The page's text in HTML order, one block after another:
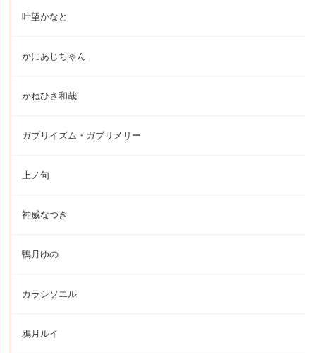
叶望かなと
かにあじちゃん
かねひさ和哉
ガブリイズム・ガブリメリー
上ノ句
神威なつき
鴨月ゆの
カラシソエル
鴉月ルイ